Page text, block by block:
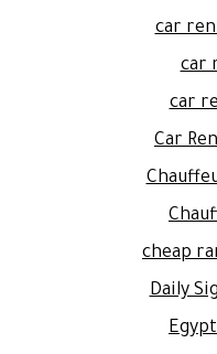
car
car
car
Car
cheap
Daily